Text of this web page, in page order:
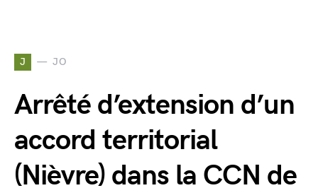
J JO
Arrêté d’extension d’un
accord territorial
(Nièvre) dans la CCN de